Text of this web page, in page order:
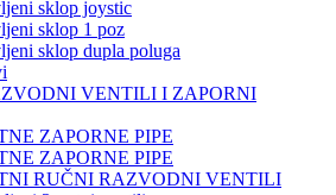
sklop joystic
sklop 1 poz
sklop dupla poluga
VENTILI I ZAPORNI
ZAPORNE PIPE
ZAPORNE PIPE
RUČNI RAZVODNI VENTILI